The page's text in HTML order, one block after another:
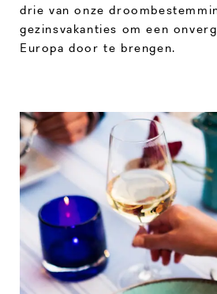
drie van onze
gezinsvakanties om een
Europa door te brengen.